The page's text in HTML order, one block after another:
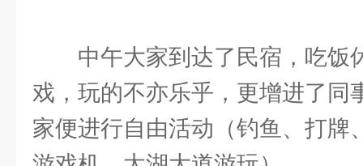
中午大家到达了民宿，吃饭
戏，玩的不亦乐乎，更增进了同
家便进行自由活动（钓鱼、打牌